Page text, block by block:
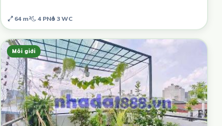
64 m² 4 PN 3 WC
Môi giới